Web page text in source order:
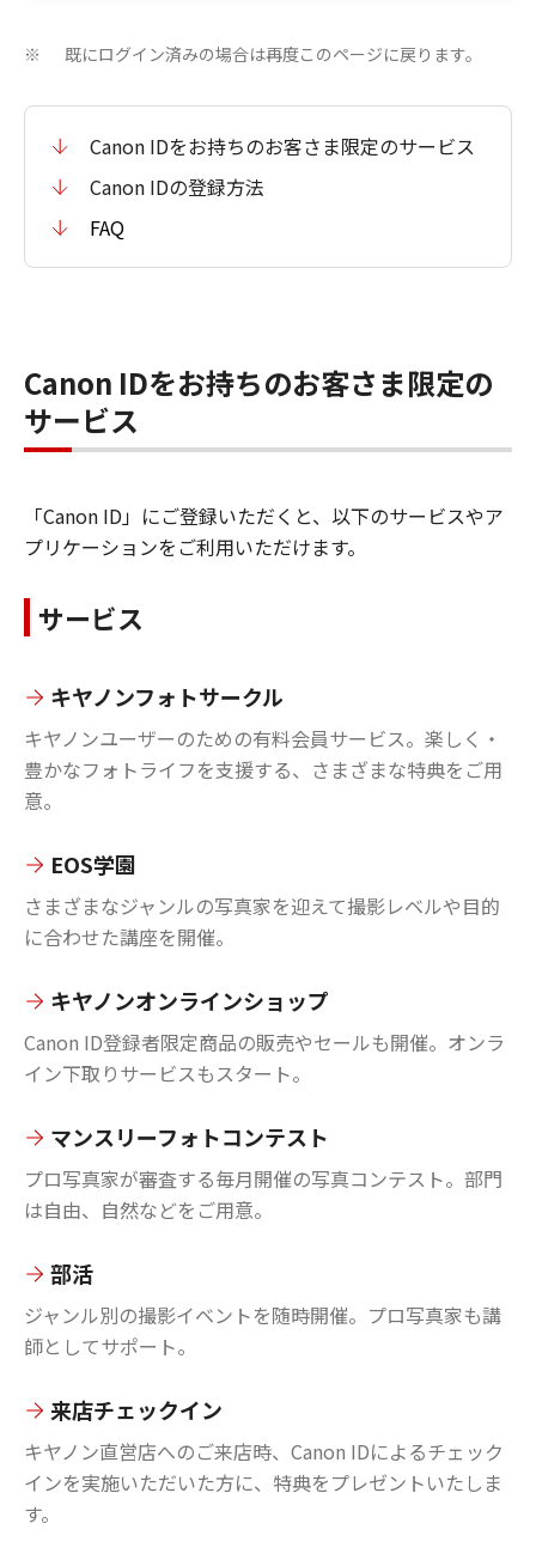
※ 既にログイン済みの場合は再度このページに戻ります。
Canon IDをお持ちのお客さま限定のサービス
Canon IDの登録方法
FAQ
Canon IDをお持ちのお客さま限定の
サービス
「Canon ID」にご登録いただくと、以下のサービスやア
プリケーションをご利用いただけます。
サービス
キヤノンフォトサークル
キヤノンユーザーのための有料会員サービス。楽しく・
豊かなフォトライフを支援する、さまざまな特典をご用
意。
EOS学園
さまざまなジャンルの写真家を迎えて撮影レベルや目的
に合わせた講座を開催。
キヤノンオンラインショップ
Canon ID登録者限定商品の販売やセールも開催。オンラ
イン下取りサービスもスタート。
マンスリーフォトコンテスト
プロ写真家が審査する毎月開催の写真コンテスト。部門
は自由、自然などをご用意。
部活
ジャンル別の撮影イベントを随時開催。プロ写真家も講
師としてサポート。
来店チェックイン
キヤノン直営店へのご来店時、Canon IDによるチェック
インを実施いただいた方に、特典をプレゼントいたしま
す。